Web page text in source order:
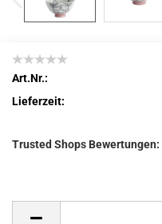
Art.Nr.:
Lieferzeit:
Trusted Shops Bewertungen: